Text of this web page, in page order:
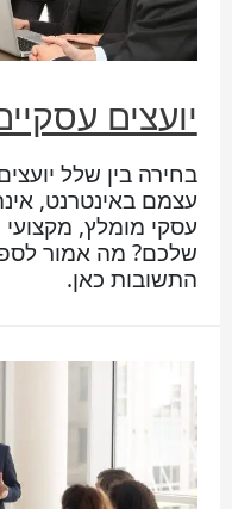
יועצים
בחירה בין שלל
עצמם באינטרנט,
עסקי מומלץ,
שלכם? מה אמור
התשובות כאן.